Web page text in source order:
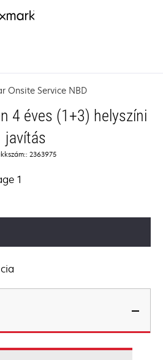
Onsite Service NBD
4 éves (1+3) helyszíni
javítás
2363975